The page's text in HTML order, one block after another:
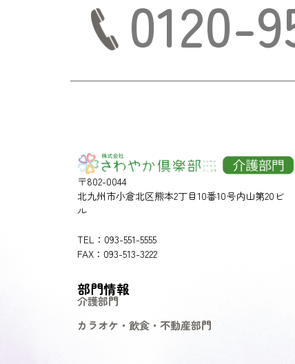
0120-
〒802-0044
北九州市小倉北区熊本2丁目10番10号内山第20ビ
ル
TEL：093-551-5555
FAX：093-513-3222
部門情報
介護部門
カラオケ・飲食・不動産部門